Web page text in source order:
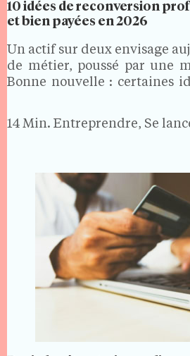
10 idées de reconversion
et bien payées en 2026
Un actif sur deux envisage
de métier, poussé par une
Bonne nouvelle : certaines
portées par des
correctement…
14 Min. Entreprendre, Se